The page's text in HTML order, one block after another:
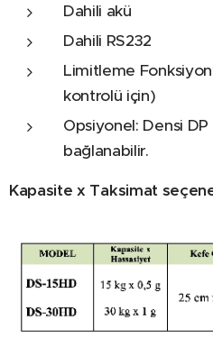
Dahili akü
Dahili RS232
Limitleme
kontrolü için)
Opsiyonel: Densi DP
bağlanabilir.
Kapasite x Taksimat